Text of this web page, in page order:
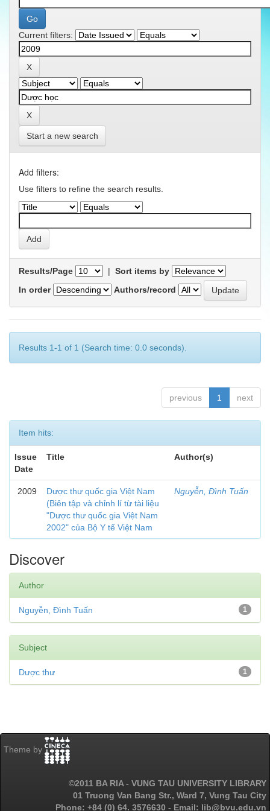
Current filters:
Start a new search
Add filters:
Use filters to refine the search results.
Results/Page | Sort items by
In order
Authors/record
Results 1-1 of 1 (Search time: 0.0 seconds).
previous 1 next
Item hits:
Issue
Date
Title Author(s)
2009
Dược thư quốc gia Việt Nam
(Biên tập và chỉnh lí từ tài liệu
"Dược thư quốc gia Việt Nam
2002" của Bộ Y tế Việt Nam
Nguyễn, Đình Tuấn
Discover
Author
1
Nguyễn, Đình Tuấn
Subject
1
Dược thư
Theme by
©2011 BA RIA - VUNG TAU UNIVERSITY LIBRARY
01 Truong Van Bang Str., Ward 7, Vung Tau City
Phone: +84 (0) 64. 3576630 - Email: lib@bvu.edu.vn